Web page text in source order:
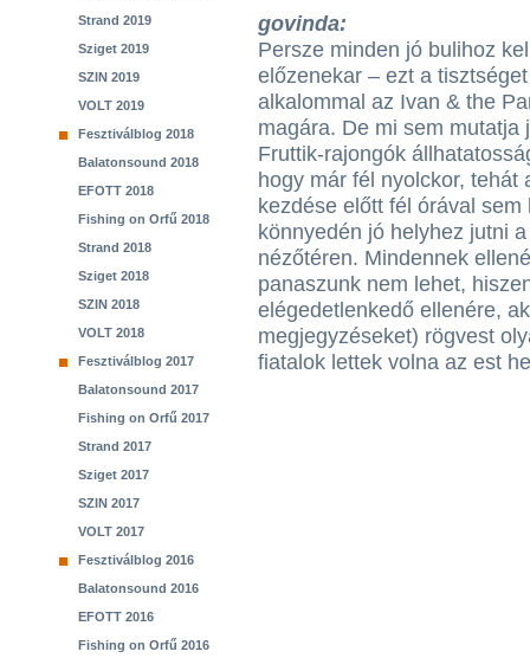
Strand 2019
Sziget 2019
SZIN 2019
VOLT 2019
Fesztiválblog 2018
Balatonsound 2018
EFOTT 2018
Fishing on Orfű 2018
Strand 2018
Sziget 2018
SZIN 2018
VOLT 2018
Fesztiválblog 2017
Balatonsound 2017
Fishing on Orfű 2017
Strand 2017
Sziget 2017
SZIN 2017
VOLT 2017
Fesztiválblog 2016
Balatonsound 2016
EFOTT 2016
Fishing on Orfű 2016
govinda:
Persze minden jó bulihoz
előzenekar – ezt a
alkalommal az Ivan & the
magára. De mi sem mutatja
Fruttik-rajongók
hogy már fél nyolckor, tehát
kezdése előtt fél órával sem
könnyedén jó helyhez jutni
nézőtéren. Mindennek
panaszunk nem lehet,
elégedetlenkedő ellenére,
megjegyzéseket) rögvest
fiatalok lettek volna az est